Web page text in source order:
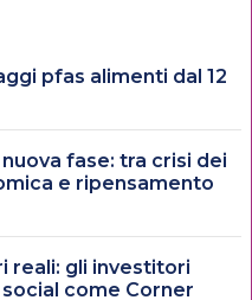
pfas alimenti dal 12
nuova fase: tra crisi dei
e ripensamento
reali: gli investitori
come Corner